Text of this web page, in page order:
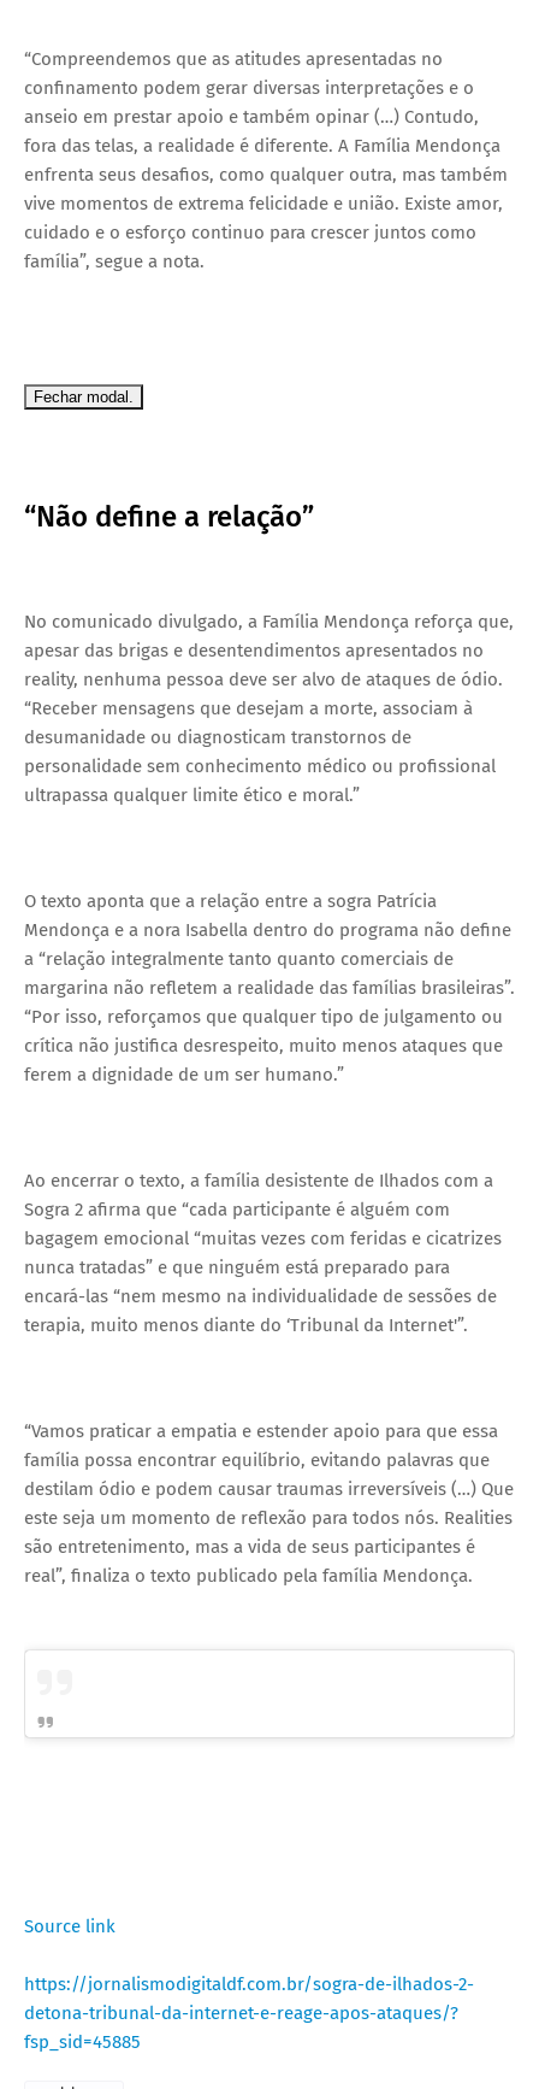
“Compreendemos que as atitudes apresentadas no
confinamento podem gerar diversas interpretações e o
anseio em prestar apoio e também opinar (…) Contudo,
fora das telas, a realidade é diferente. A Família Mendonça
enfrenta seus desafios, como qualquer outra, mas também
vive momentos de extrema felicidade e união. Existe amor,
cuidado e o esforço continuo para crescer juntos como
família”, segue a nota.
Fechar modal.
“Não define a relação”
No comunicado divulgado, a Família Mendonça reforça que,
apesar das brigas e desentendimentos apresentados no
reality, nenhuma pessoa deve ser alvo de ataques de ódio.
“Receber mensagens que desejam a morte, associam à
desumanidade ou diagnosticam transtornos de
personalidade sem conhecimento médico ou profissional
ultrapassa qualquer limite ético e moral.”
O texto aponta que a relação entre a sogra Patrícia
Mendonça e a nora Isabella dentro do programa não define
a “relação integralmente tanto quanto comerciais de
margarina não refletem a realidade das famílias brasileiras”.
“Por isso, reforçamos que qualquer tipo de julgamento ou
crítica não justifica desrespeito, muito menos ataques que
ferem a dignidade de um ser humano.”
Ao encerrar o texto, a família desistente de Ilhados com a
Sogra 2 afirma que “cada participante é alguém com
bagagem emocional “muitas vezes com feridas e cicatrizes
nunca tratadas” e que ninguém está preparado para
encará-las “nem mesmo na individualidade de sessões de
terapia, muito menos diante do ‘Tribunal da Internet'”.
“Vamos praticar a empatia e estender apoio para que essa
família possa encontrar equilíbrio, evitando palavras que
destilam ódio e podem causar traumas irreversíveis (…) Que
este seja um momento de reflexão para todos nós. Realities
são entretenimento, mas a vida de seus participantes é
real”, finaliza o texto publicado pela família Mendonça.
Source link
https://jornalismodigitaldf.com.br/sogra-de-ilhados-2-
detona-tribunal-da-internet-e-reage-apos-ataques/?
fsp_sid=45885